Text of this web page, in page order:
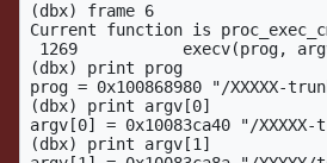
(dbx) frame 6
Current function is
1269           execv(prog,
(dbx) print prog
prog = 0x100868980 "/XXXXX-
(dbx) print argv[0]
argv[0] = 0x10083ca40 "/
(dbx) print argv[1]